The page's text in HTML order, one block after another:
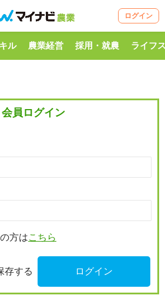
ログイン
ル 農業経営 採用・就農 ライフ
会員ログイン
方はこちら
存する